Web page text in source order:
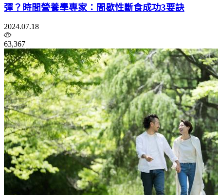
彈？時間營養學專家：間歇性斷食成功3要訣
2024.07.18
63,367